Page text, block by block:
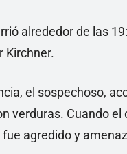
alrededor de las
Kirchner.
el sospechoso,
verduras. Cuando
agredido y